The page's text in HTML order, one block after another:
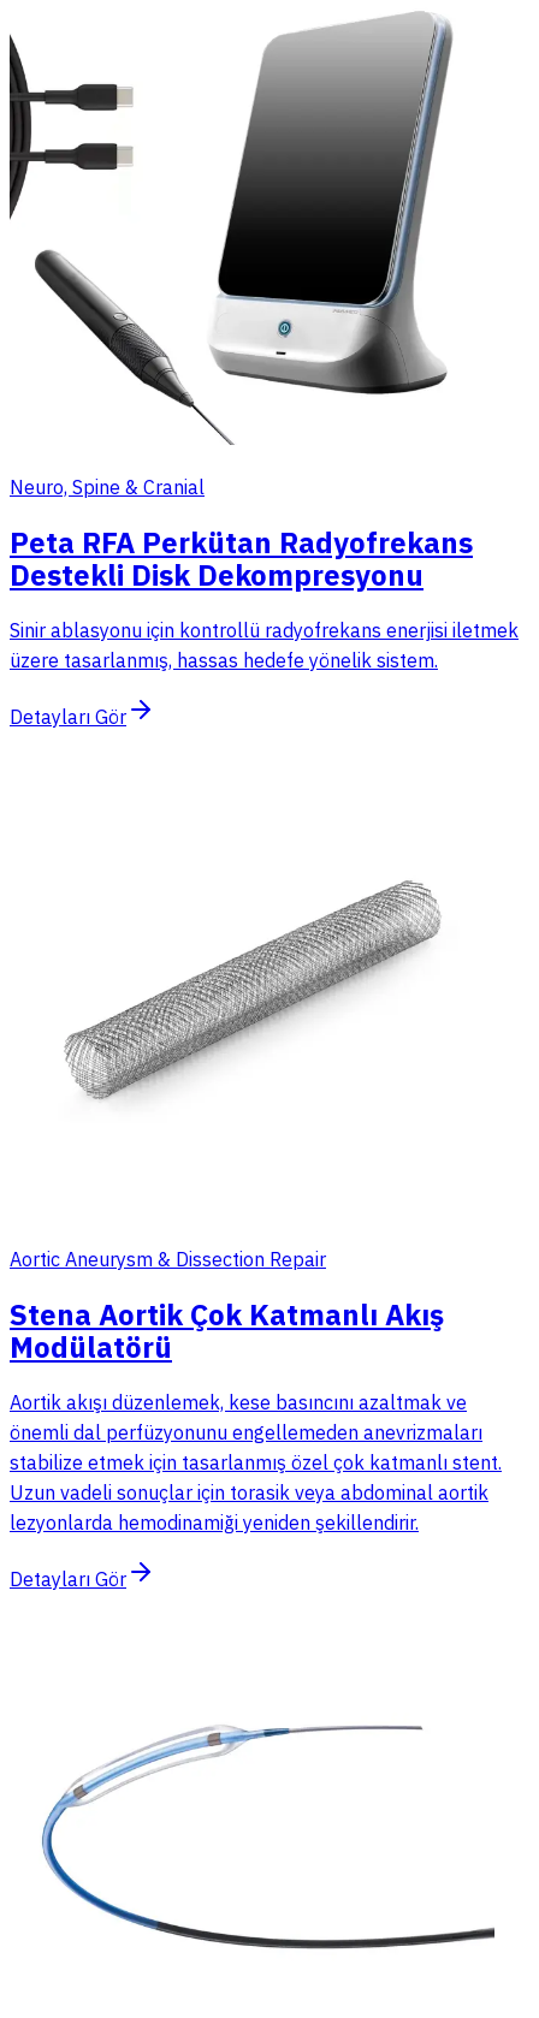
Neuro, Spine & Cranial
Peta RFA Perkütan Radyofrekans
Destekli Disk Dekompresyonu
Sinir ablasyonu için kontrollü radyofrekans enerjisi iletmek
üzere tasarlanmış, hassas hedefe yönelik sistem.
Detayları Gör
Aortic Aneurysm & Dissection Repair
Stena Aortik Çok Katmanlı Akış
Modülatörü
Aortik akışı düzenlemek, kese basıncını azaltmak ve
önemli dal perfüzyonunu engellemeden anevrizmaları
stabilize etmek için tasarlanmış özel çok katmanlı stent.
Uzun vadeli sonuçlar için torasik veya abdominal aortik
lezyonlarda hemodinamiği yeniden şekillendirir.
Detayları Gör